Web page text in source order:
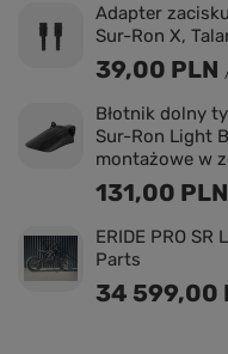
Adapter
Sur-Ron X,
39,00 PLN
Błotnik dolny
Sur-Ron Light
montażowe w
131,00 PLN
ERIDE PRO SR
Parts
34 599,00